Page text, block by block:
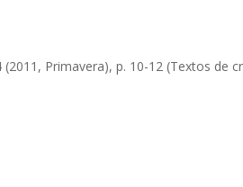
(2011, Primavera), p. 10-12 (Textos de